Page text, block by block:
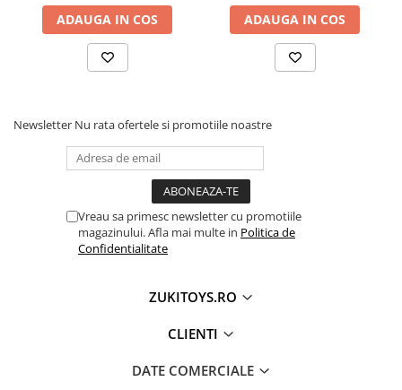
ADAUGA IN COS ADAUGA IN COS
Newsletter Nu rata ofertele si promotiile noastre
Vreau sa primesc newsletter cu promotiile
magazinului. Afla mai multe in Politica de
Confidentialitate
ZUKITOYS.RO
CLIENTI
DATE COMERCIALE